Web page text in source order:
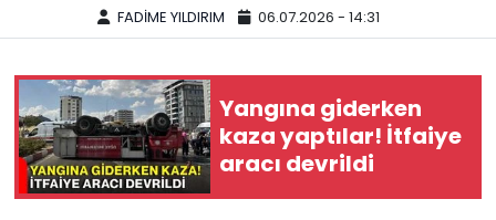
FADİME YILDIRIM 06.07.2026 - 14:31
Yangına giderken
kaza yaptılar! İtfaiye
aracı devrildi